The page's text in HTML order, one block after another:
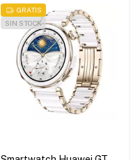
SIN STOCK
GRATIS